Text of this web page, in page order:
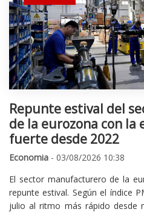
Repunte estival del
de la eurozona con la
fuerte desde 2022
Economia - 03/08/2026 10:38
El sector manufacturero de la
repunte estival. Según el índice
julio al ritmo más rápido desde